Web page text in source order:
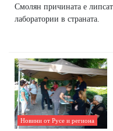
Смолян причината е
лаборатории в страната.
Новини от Русе и региона